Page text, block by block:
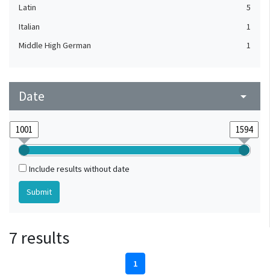
Latin
5
Italian
1
Middle High German
1
Date arrow_drop_down
Include results without date
7 results
1